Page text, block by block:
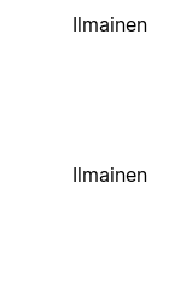
Ilmainen
Ilmainen